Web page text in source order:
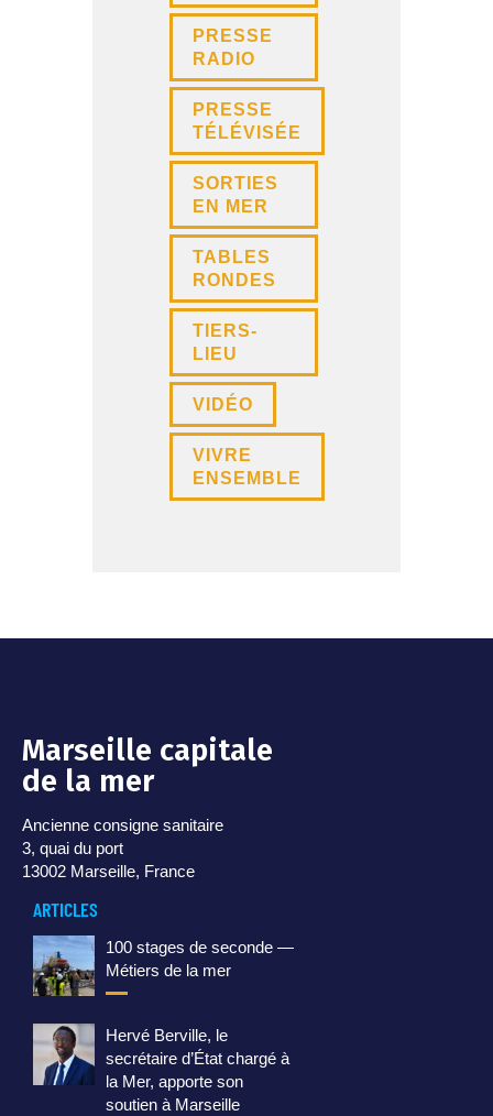
PRESSE
RADIO
PRESSE
TÉLÉVISÉE
SORTIES
EN MER
TABLES
RONDES
TIERS-
LIEU
VIDÉO
VIVRE
ENSEMBLE
Marseille capitale
de la mer
Ancienne consigne sanitaire
3, quai du port
13002 Marseille, France
ARTICLES
100 stages de seconde —
Métiers de la mer
Hervé Berville, le
secrétaire d’État chargé à
la Mer, apporte son
soutien à Marseille